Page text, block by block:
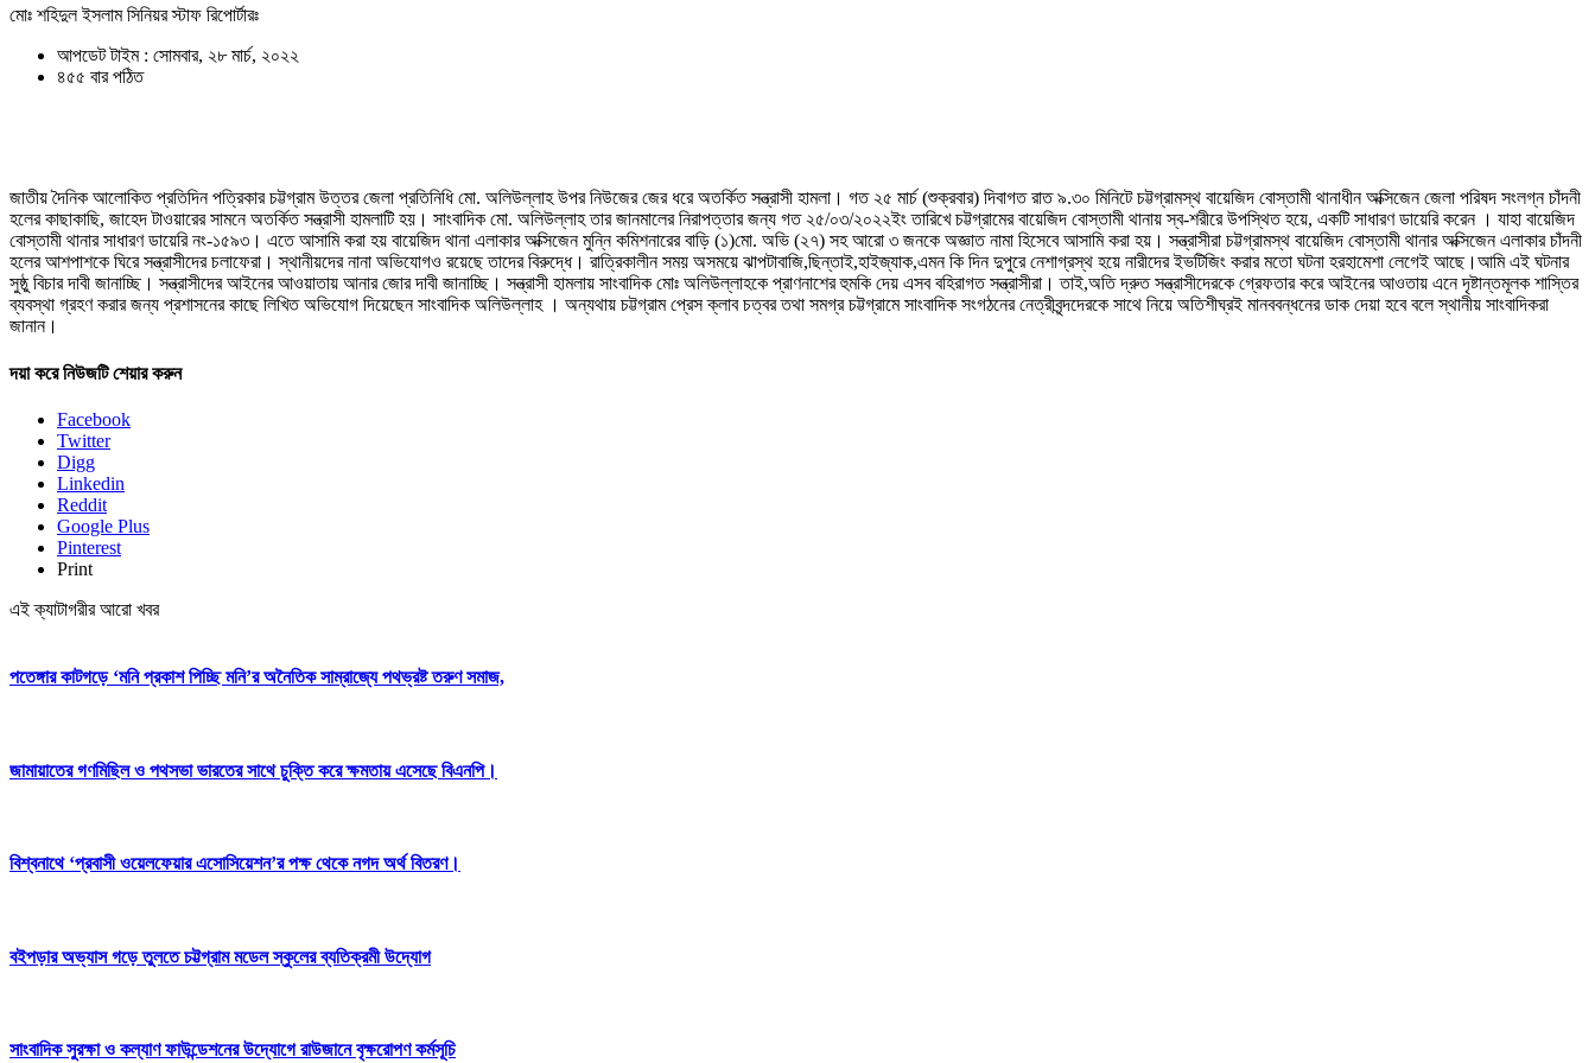
মোঃ শহিদুল ইসলাম সিনিয়র স্টাফ রিপোর্টারঃ
আপডেট টাইম : সোমবার, ২৮ মার্চ, ২০২২
৪৫৫ বার পঠিত
জাতীয় দৈনিক আলোকিত প্রতিদিন পত্রিকার চট্টগ্রাম উত্তর জেলা প্রতিনিধি মো. অলিউল্লাহ উপর নিউজের জের ধরে অতর্কিত সন্ত্রাসী হামলা। গত ২৫ মার্চ (শুক্রবার) দিবাগত রাত ৯.৩০ মিনিটে চট্টগ্রামস্থ বায়েজিদ বোস্তামী থানাধীন অক্সিজেন জেলা পরিষদ সংলগ্ন চাঁদনী
হলের কাছাকাছি, জাহেদ টাওয়ারের সামনে অতর্কিত সন্ত্রাসী হামলাটি হয়। সাংবাদিক মো. অলিউল্লাহ তার জানমালের নিরাপত্তার জন্য গত ২৫/০৩/২০২২ইং তারিখে চট্টগ্রামের বায়েজিদ বোস্তামী থানায় স্ব-শরীরে উপস্থিত হয়ে, একটি সাধারণ ডায়েরি করেন । যাহা বায়েজিদ
বোস্তামী থানার সাধারণ ডায়েরি নং-১৫৯৩। এতে আসামি করা হয় বায়েজিদ থানা এলাকার অক্সিজেন মুন্নি কমিশনারের বাড়ি (১)মো. অভি (২৭) সহ আরো ৩ জনকে অজ্ঞাত নামা হিসেবে আসামি করা হয়। সন্ত্রাসীরা চট্টগ্রামস্থ বায়েজিদ বোস্তামী থানার অক্সিজেন এলাকার চাঁদনী
হলের আশপাশকে ঘিরে সন্ত্রাসীদের চলাফেরা। স্থানীয়দের নানা অভিযোগও রয়েছে তাদের বিরুদ্ধে। রাত্রিকালীন সময় অসময়ে ঝাপটাবাজি,ছিন্তাই,হাইজ্যাক,এমন কি দিন দুপুরে নেশাগ্রস্থ হয়ে নারীদের ইভটিজিং করার মতো ঘটনা হরহামেশা লেগেই আছে।আমি এই ঘটনার
সুষ্ঠু বিচার দাবী জানাচ্ছি। সন্ত্রাসীদের আইনের আওয়াতায় আনার জোর দাবী জানাচ্ছি। সন্ত্রাসী হামলায় সাংবাদিক মোঃ অলিউল্লাহকে প্রাণনাশের হুমকি দেয় এসব বহিরাগত সন্ত্রাসীরা। তাই,অতি দ্রুত সন্ত্রাসীদেরকে গ্রেফতার করে আইনের আওতায় এনে দৃষ্টান্তমূলক শাস্তির
ব্যবস্থা গ্রহণ করার জন্য প্রশাসনের কাছে লিখিত অভিযোগ দিয়েছেন সাংবাদিক অলিউল্লাহ । অন্যথায় চট্টগ্রাম প্রেস ক্লাব চত্বর তথা সমগ্র চট্টগ্রামে সাংবাদিক সংগঠনের নেত্রীবৃন্দদেরকে সাথে নিয়ে অতিশীঘ্রই মানববন্ধনের ডাক দেয়া হবে বলে স্থানীয় সাংবাদিকরা
জানান।
দয়া করে নিউজটি শেয়ার করুন
Facebook
Twitter
Digg
Linkedin
Reddit
Google Plus
Pinterest
Print
এই ক্যাটাগরীর আরো খবর
পতেঙ্গার কাটগড়ে ‘মনি প্রকাশ পিচ্ছি মনি’র অনৈতিক সাম্রাজ্যে পথভ্রষ্ট তরুণ সমাজ,
জামায়াতের গণমিছিল ও পথসভা ভারতের সাথে চুক্তি করে ক্ষমতায় এসেছে বিএনপি।
বিশ্বনাথে ‘প্রবাসী ওয়েলফেয়ার এসোসিয়েশন’র পক্ষ থেকে নগদ অর্থ বিতরণ।
বইপড়ার অভ্যাস গড়ে তুলতে চট্টগ্রাম মডেল স্কুলের ব্যতিক্রমী উদ্যোগ
সাংবাদিক সুরক্ষা ও কল্যাণ ফাউন্ডেশনের উদ্যোগে রাউজানে বৃক্ষরোপণ কর্মসূচি